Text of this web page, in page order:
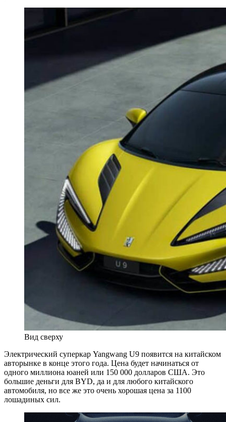
Вид сверху
Электрический суперкар Yangwang U9 появится на китайском
авторынке в конце этого года. Цена будет начинаться от
одного миллиона юаней или 150 000 долларов США. Это
большие деньги для BYD, да и для любого китайского
автомобиля, но все же это очень хорошая цена за 1100
лошадиных сил.